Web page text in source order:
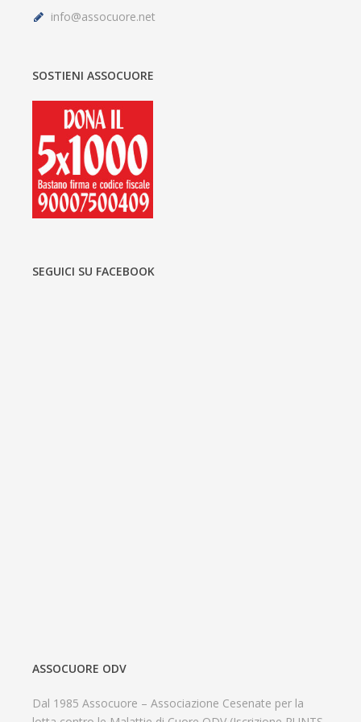
info@assocuore.net
SOSTIENI ASSOCUORE
SEGUICI SU FACEBOOK
ASSOCUORE ODV
Dal 1985 Assocuore – Associazione Cesenate per la